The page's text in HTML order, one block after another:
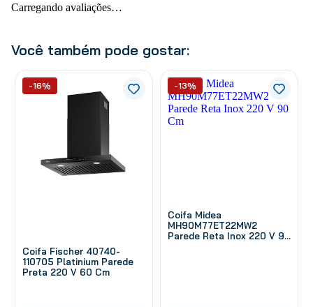
Carregando avaliações…
Você também pode gostar:
Coifa Fischer 40740-
110705 Platinium Parede
Preta 220 V 60 Cm
-16%
Coifa Midea
MH90M77ET22MW2
Parede Reta Inox 220 V 90
-13%